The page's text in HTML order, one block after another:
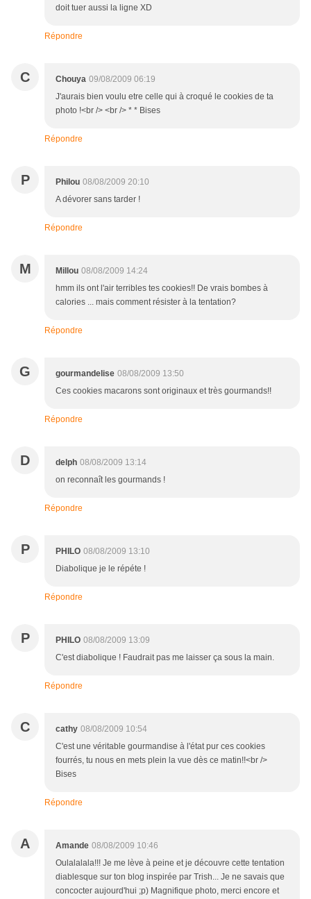
doit tuer aussi la ligne XD
Répondre
C Chouya 09/08/2009 06:19
J'aurais bien voulu etre celle qui à croqué le cookies de ta
photo !<br /> <br /> * * Bises
Répondre
P Philou 08/08/2009 20:10
A dévorer sans tarder !
Répondre
M Millou 08/08/2009 14:24
hmm ils ont l'air terribles tes cookies!! De vrais bombes à
calories ... mais comment résister à la tentation?
Répondre
G gourmandelise 08/08/2009 13:50
Ces cookies macarons sont originaux et très gourmands!!
Répondre
D delph 08/08/2009 13:14
on reconnaît les gourmands !
Répondre
P PHILO 08/08/2009 13:10
Diabolique je le répéte !
Répondre
P PHILO 08/08/2009 13:09
C'est diabolique ! Faudrait pas me laisser ça sous la main.
Répondre
C cathy 08/08/2009 10:54
C'est une véritable gourmandise à l'état pur ces cookies
fourrés, tu nous en mets plein la vue dès ce matin!!<br />
Bises
Répondre
A Amande 08/08/2009 10:46
Oulalalala!!! Je me lève à peine et je découvre cette tentation
diablesque sur ton blog inspirée par Trish... Je ne savais que
concocter aujourd'hui ;p) Magnifique photo, merci encore et